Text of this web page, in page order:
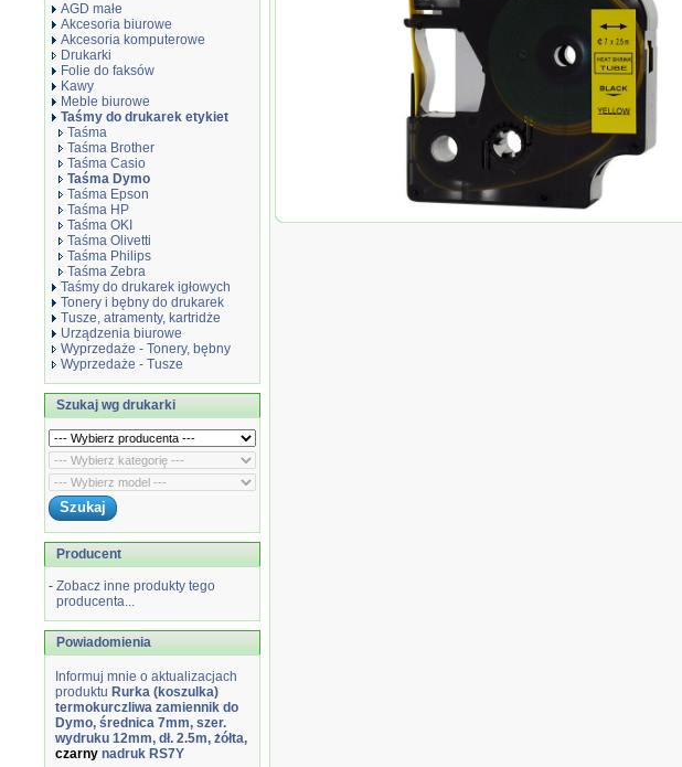
AGD małe
Akcesoria biurowe
Akcesoria komputerowe
Drukarki
Folie do faksów
Kawy
Meble biurowe
Taśmy do drukarek etykiet
Taśma
Taśma Brother
Taśma Casio
Taśma Dymo
Taśma Epson
Taśma HP
Taśma OKI
Taśma Olivetti
Taśma Philips
Taśma Zebra
Taśmy do drukarek igłowych
Tonery i bębny do drukarek
Tusze, atramenty, kartridże
Urządzenia biurowe
Wyprzedaże - Tonery, bębny
Wyprzedaże - Tusze
Szukaj wg drukarki
Producent
- Zobacz inne produkty tego
producenta...
Powiadomienia
Informuj mnie o aktualizacjach
produktu Rurka (koszulka)
termokurczliwa zamiennik do
Dymo, średnica 7mm, szer.
wydruku 12mm, dł. 2.5m, żółta,
czarny nadruk RS7Y
Rurka (koszulka) termokurczliwa